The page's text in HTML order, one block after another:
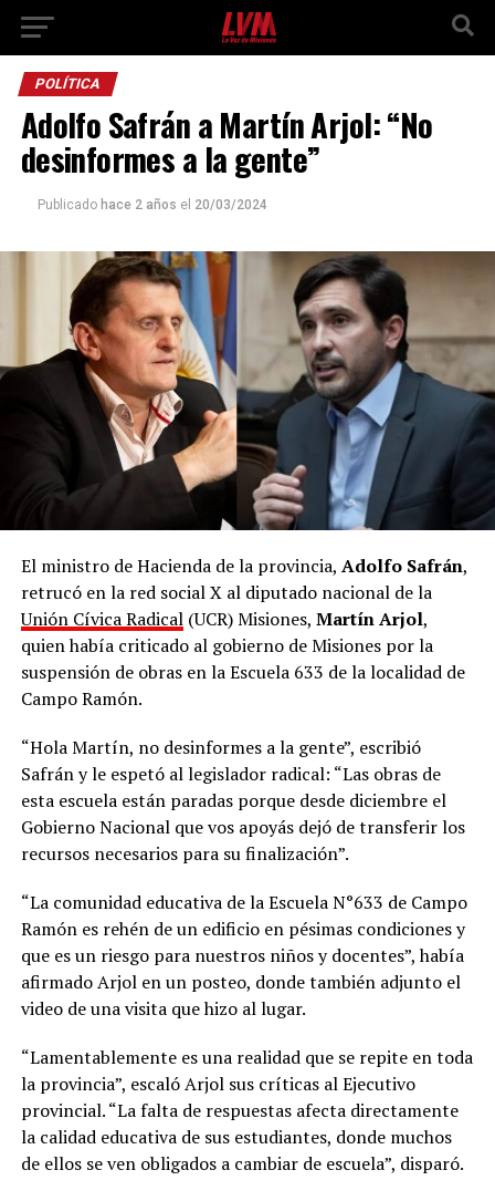
POLÍTICA
Adolfo Safrán a Martín Arjol: “No
desinformes a la gente”
Publicado hace 2 años el 20/03/2024
El ministro de Hacienda de la provincia, Adolfo Safrán,
retrucó en la red social X al diputado nacional de la
Unión Cívica Radical(UCR) Misiones, Martín Arjol,
quien había criticado al gobierno de Misiones por la
suspensión de obras en la Escuela 633 de la localidad de
Campo Ramón.
“Hola Martín, no desinformes a la gente”, escribió
Safrán y le espetó al legislador radical: “Las obras de
esta escuela están paradas porque desde diciembre el
Gobierno Nacional que vos apoyás dejó de transferir los
recursos necesarios para su finalización”.
“La comunidad educativa de la Escuela N°633 de Campo
Ramón es rehén de un edificio en pésimas condiciones y
que es un riesgo para nuestros niños y docentes”, había
afirmado Arjol en un posteo, donde también adjunto el
video de una visita que hizo al lugar.
“Lamentablemente es una realidad que se repite en toda
la provincia”, escaló Arjol sus críticas al Ejecutivo
provincial. “La falta de respuestas afecta directamente
la calidad educativa de sus estudiantes, donde muchos
de ellos se ven obligados a cambiar de escuela”, disparó.